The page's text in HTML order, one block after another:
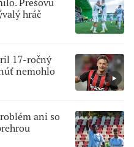
Prešovu
hráč
17-ročný
nemohlo
ani so